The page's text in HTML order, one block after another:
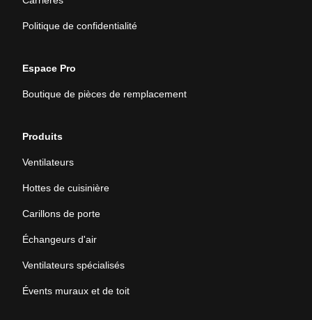
Politique de confidentialité
Espace Pro
Boutique de pièces de remplacement
Produits
Ventilateurs
Hottes de cuisinière
Carillons de porte
Échangeurs d'air
Ventilateurs spécialisés
Évents muraux et de toit